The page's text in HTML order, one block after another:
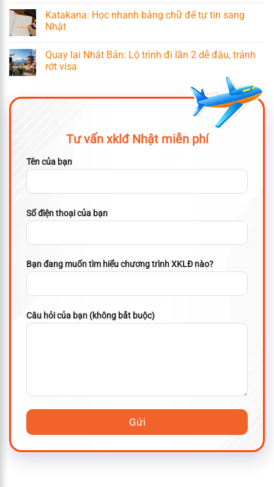
Katakana: Học nhanh bảng chữ để tự tin sang
Nhật
Quay lại Nhật Bản: Lộ trình đi lần 2 dễ đậu, tránh
rớt visa
Tư vấn xklđ Nhật miễn phí
Tên của bạn
Số điện thoại của bạn
Bạn đang muốn tìm hiểu chương trình XKLĐ nào?
Câu hỏi của bạn (không bắt buộc)